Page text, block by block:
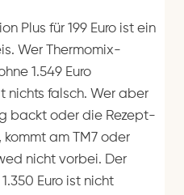
Plus für 199 Euro ist ein
Wer Thermomix-
1.549 Euro
nichts falsch. Wer aber
backt oder die Rezept-
am TM7 oder
nicht vorbei. Der
Euro ist nicht